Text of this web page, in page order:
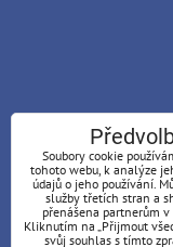
Banka:
Soubory cookie
tohoto webu, k analýze
údajů o jeho používání.
služby třetích stran a
přenášena partnerům v
Kliknutím na „Přijmout
svůj souhlas s tímto